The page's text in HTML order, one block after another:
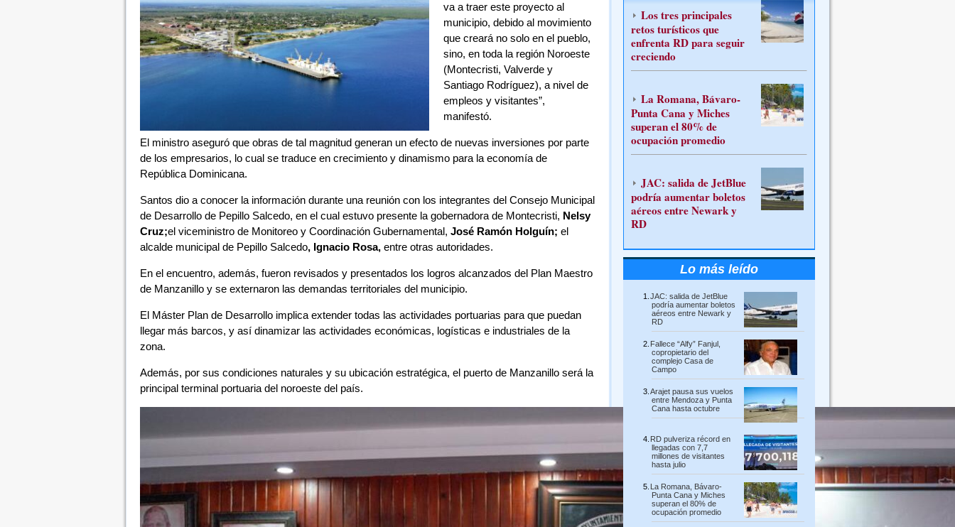
va a traer este proyecto al
municipio, debido al movimiento
que creará no solo en el pueblo,
sino, en toda la región Noroeste
(Montecristi, Valverde y
Santiago Rodríguez), a nivel de
empleos y visitantes”,
manifestó.
El ministro aseguró que obras de tal magnitud generan un efecto de nuevas inversiones por parte
de los empresarios, lo cual se traduce en crecimiento y dinamismo para la economía de
República Dominicana.
Santos dio a conocer la información durante una reunión con los integrantes del Consejo Municipal
de Desarrollo de Pepillo Salcedo, en el cual estuvo presente la gobernadora de Montecristi, Nelsy
Cruz;el viceministro de Monitoreo y Coordinación Gubernamental, José Ramón Holguín; el
alcalde municipal de Pepillo Salcedo, Ignacio Rosa, entre otras autoridades.
En el encuentro, además, fueron revisados y presentados los logros alcanzados del Plan Maestro
de Manzanillo y se externaron las demandas territoriales del municipio.
El Máster Plan de Desarrollo implica extender todas las actividades portuarias para que puedan
llegar más barcos, y así dinamizar las actividades económicas, logísticas e industriales de la
zona.
Además, por sus condiciones naturales y su ubicación estratégica, el puerto de Manzanillo será la
principal terminal portuaria del noroeste del país.
Los tres principales
retos turísticos que
enfrenta RD para seguir
creciendo
La Romana, Bávaro-
Punta Cana y Miches
superan el 80% de
ocupación promedio
JAC: salida de JetBlue
podría aumentar boletos
aéreos entre Newark y
RD
Lo más leído
JAC: salida de JetBlue
podría aumentar boletos
aéreos entre Newark y
RD
Fallece “Alfy” Fanjul,
copropietario del
complejo Casa de
Campo
Arajet pausa sus vuelos
entre Mendoza y Punta
Cana hasta octubre
RD pulveriza récord en
llegadas con 7,7
millones de visitantes
hasta julio
La Romana, Bávaro-
Punta Cana y Miches
superan el 80% de
ocupación promedio